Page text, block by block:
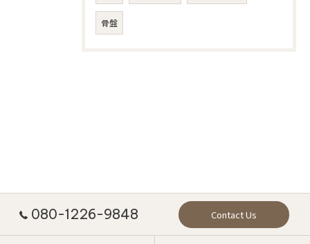
骨盤
080-1226-9848 Contact Us